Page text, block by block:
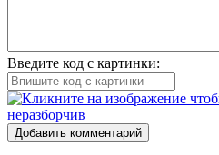
Введите код с картинки:
Добавить комментарий